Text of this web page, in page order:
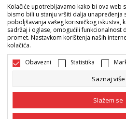
Bosna i Hercegovina
Nastojimo da budemo što precizniji u
Kolačiće upotrebljavamo kako bi ova web
bismo bili u stanju vršiti dalja unapređenja
poboljšavanja vašeg korisničkog iskustva,
sadržaj i oglase, omogućili funkcionalnost
promet. Nastavkom korištenja naših
kolačića.
Obavezni Statistika
Saznaj više
Slažem se